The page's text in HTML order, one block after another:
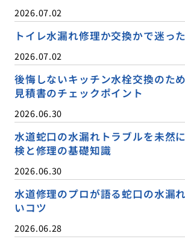
2026.07.02
トイレ水漏れ修理か交換かで迷っ
2026.07.02
後悔しないキッチン水栓交換のた
見積書のチェックポイント
2026.06.30
水道蛇口の水漏れトラブルを未然
検と修理の基礎知識
2026.06.30
水道修理のプロが語る蛇口の水漏
いコツ
2026.06.28